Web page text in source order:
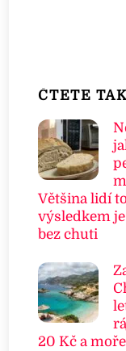
ČTETE
Většina lidí
výsledkem
bez chuti
20 Kč a